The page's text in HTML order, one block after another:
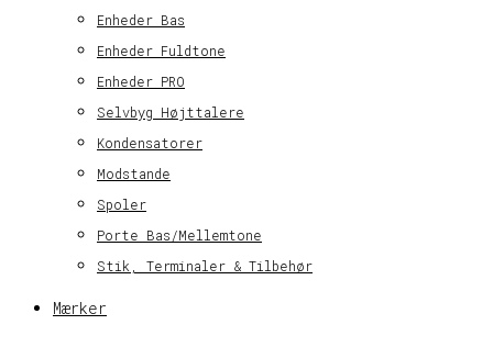
Enheder Bas
Enheder Fuldtone
Enheder PRO
Selvbyg Højttalere
Kondensatorer
Modstande
Spoler
Porte Bas/Mellemtone
Stik, Terminaler & Tilbehør
Mærker